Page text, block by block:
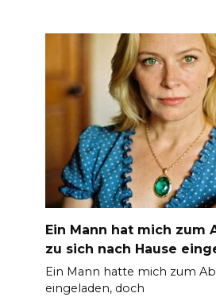
Ein Mann hat mich zum
zu sich nach Hause
Ein Mann hatte mich zum
eingeladen, doch